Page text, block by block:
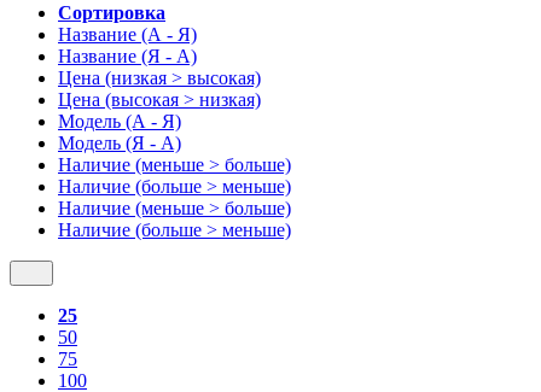
Сортировка
Название (А - Я)
Название (Я - А)
Цена (низкая > высокая)
Цена (высокая > низкая)
Модель (А - Я)
Модель (Я - А)
Наличие (меньше > больше)
Наличие (больше > меньше)
Наличие (меньше > больше)
Наличие (больше > меньше)
25
50
75
100